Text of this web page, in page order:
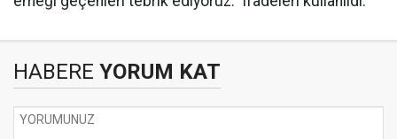
HABERE YORUM KAT